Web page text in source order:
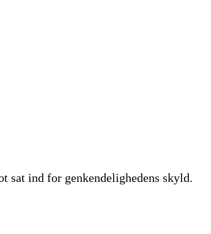
ind for genkendelighedens skyld.